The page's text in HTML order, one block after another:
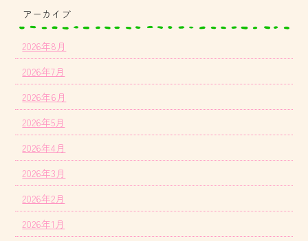
アーカイブ
2026年8月
2026年7月
2026年6月
2026年5月
2026年4月
2026年3月
2026年2月
2026年1月